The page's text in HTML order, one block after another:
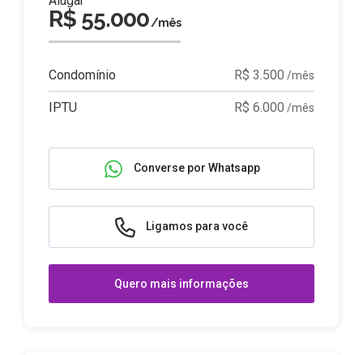
R$ 55.000/mês
Condomínio R$ 3.500 /mês
IPTU R$ 6.000 /mês
Converse por Whatsapp
Ligamos para você
Quero mais informações